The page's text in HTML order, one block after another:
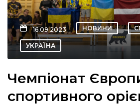
новини
16.09.2023 НОВИНИ
УКРАЇНА
Чемпіонат
спортивного